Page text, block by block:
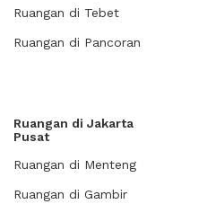
Ruangan di Tebet
Ruangan di Pancoran
Ruangan di Jakarta
Pusat
Ruangan di Menteng
Ruangan di Gambir